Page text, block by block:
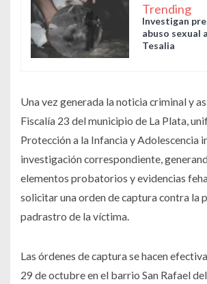
Trending
Investigan
abuso sexual
Tesalia
Una vez generada la noticia criminal y
Fiscalía 23 del municipio de La Plata,
Protección a la Infancia y Adolescencia
investigación correspondiente,
elementos probatorios y evidencias
solicitar una orden de captura contra la
padrastro de la víctima.
Las órdenes de captura se hacen
29 de octubre en el barrio San Rafael